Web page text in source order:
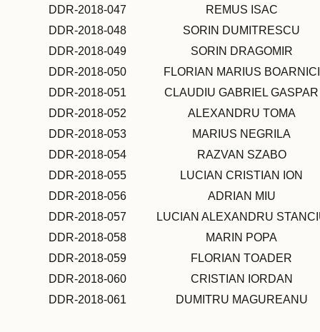
DDR-2018-047
REMUS ISAC
DDR-2018-048
SORIN DUMITRESCU
DDR-2018-049
SORIN DRAGOMIR
DDR-2018-050
FLORIAN MARIUS BOARNICI
DDR-2018-051
CLAUDIU GABRIEL GASPAR
DDR-2018-052
ALEXANDRU TOMA
DDR-2018-053
MARIUS NEGRILA
DDR-2018-054
RAZVAN SZABO
DDR-2018-055
LUCIAN CRISTIAN ION
DDR-2018-056
ADRIAN MIU
DDR-2018-057
LUCIAN ALEXANDRU
DDR-2018-058
MARIN POPA
DDR-2018-059
FLORIAN TOADER
DDR-2018-060
CRISTIAN IORDAN
DDR-2018-061
DUMITRU MAGUREANU